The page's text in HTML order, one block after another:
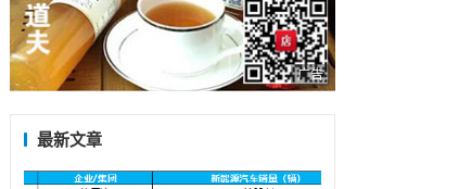
广告
最新文章